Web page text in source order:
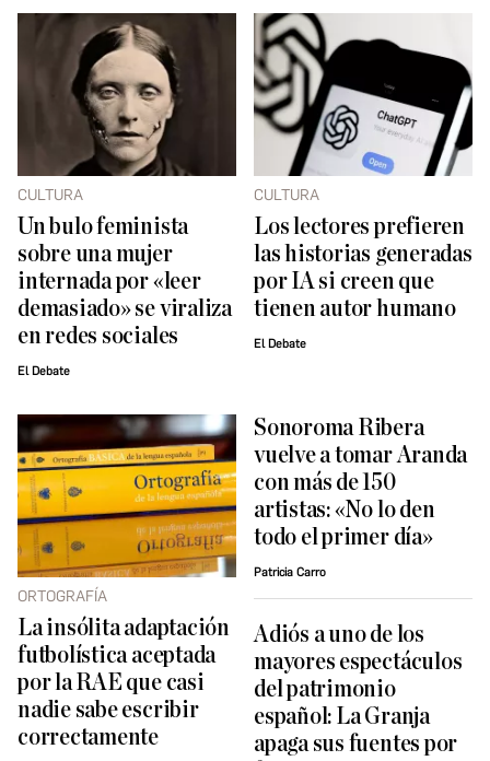
CULTURA
Un bulo feminista
sobre una mujer
internada por «leer
demasiado» se viraliza
en redes sociales
El Debate
CULTURA
Los lectores prefieren
las historias generadas
por IA si creen que
tienen autor humano
El Debate
ORTOGRAFÍA
La insólita adaptación
futbolística aceptada
por la RAE que casi
nadie sabe escribir
correctamente
Sonoroma Ribera
vuelve a tomar Aranda
con más de 150
artistas: «No lo den
todo el primer día»
Patricia Carro
Adiós a uno de los
mayores espectáculos
del patrimonio
español: La Granja
apaga sus fuentes por